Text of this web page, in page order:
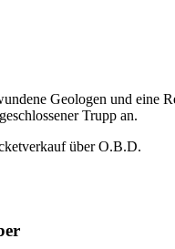
Geologen und eine
Trupp an.
über O.B.D.